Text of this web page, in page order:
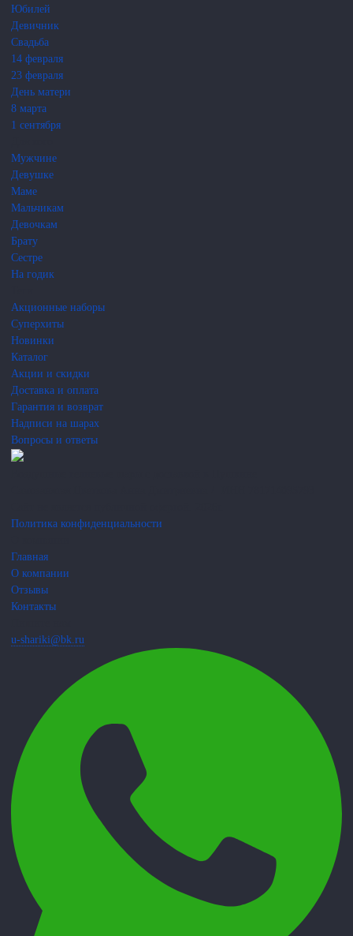
Юбилей
Девичник
Свадьба
14 февраля
23 февраля
День матери
8 марта
1 сентября
Мужчине
Девушке
Маме
Мальчикам
Девочкам
Брату
Сестре
На годик
Акционные наборы
Суперхиты
Новинки
Каталог
Акции и скидки
Доставка и оплата
Гарантия и возврат
Надписи на шарах
Вопросы и ответы
Политика конфиденциальности
Главная
О компании
Отзывы
Контакты
u-shariki@bk.ru